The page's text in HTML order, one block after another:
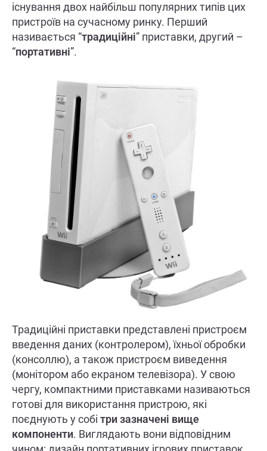
існування двох найбільш популярних типів цих
пристроїв на сучасному ринку. Перший
називається “традиційні” приставки, другий –
“портативні”.
Традиційні приставки представлені пристроєм
введення даних (контролером), їхньої обробки
(консоллю), а також пристроєм виведення
(монітором або екраном телевізора). У свою
чергу, компактними приставками називаються
готові для використання пристрою, які
поєднують у собі три зазначені вище
компоненти. Виглядають вони відповідним